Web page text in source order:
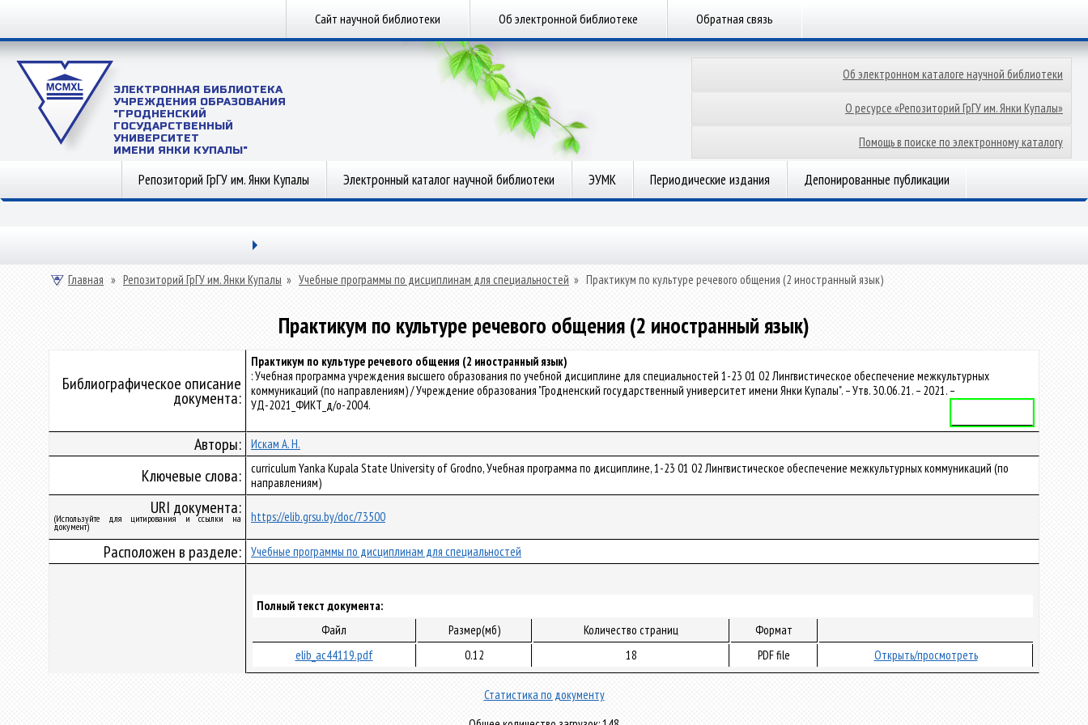
Сайт научной библиотеки Об электронной библиотеке Обратная связь
ЭЛЕКТРОННАЯ БИБЛИОТЕКА
УЧРЕЖДЕНИЯ ОБРАЗОВАНИЯ
"ГРОДНЕНСКИЙ
ГОСУДАРСТВЕННЫЙ
УНИВЕРСИТЕТ
ИМЕНИ ЯНКИ КУПАЛЫ"
Об электронном каталоге научной библиотеки
О ресурсе «Репозиторий ГрГУ им. Янки Купалы»
Помощь в поиске по электронному каталогу
Репозиторий ГрГУ им. Янки Купалы Электронный каталог научной библиотеки ЭУМК Периодические издания Депонированные публикации
Главная » Репозиторий ГрГУ им. Янки Купалы » Учебные программы по дисциплинам для специальностей » Практикум по культуре речевого общения (2 иностранный язык)
Практикум по культуре речевого общения (2 иностранный язык)
Библиографическое описание
документа:
Практикум по культуре речевого общения (2 иностранный язык)
: Учебная программа учреждения высшего образования по учебной дисциплине для специальностей 1-23 01 02 Лингвистическое обеспечение межкультурных
коммуникаций (по направлениям) / Учреждение образования "Гродненский государственный университет имени Янки Купалы". – Утв. 30.06.21. – 2021. –
УД-2021_ФИКТ_д/о-2004.
Авторы: Искам А. Н.
Ключевые слова:
curriculum Yanka Kupala State University of Grodno, Учебная программа по дисциплине, 1-23 01 02 Лингвистическое обеспечение межкультурных коммуникаций (по
направлениям)
URI документа:
(Используйте для цитирования и ссылки на
документ)
https://elib.grsu.by/doc/73500
Расположен в разделе: Учебные программы по дисциплинам для специальностей
Полный текст документа:
Файл
Размер(мб) Количество страниц
Формат
elib_ac44119.pdf
0.12 18 PDF file Открыть/просмотреть
Статистика по документу